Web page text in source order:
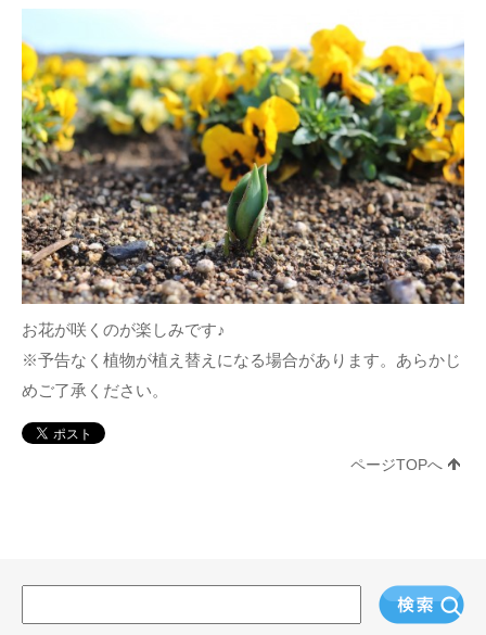
お花が咲くのが楽しみです♪
※予告なく植物が植え替えになる場合があります。あらかじ
めご了承ください。
ページTOPへ